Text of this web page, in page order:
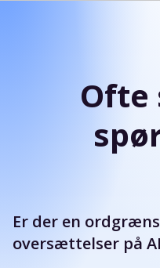
Ofte
Er der en
oversættelser på